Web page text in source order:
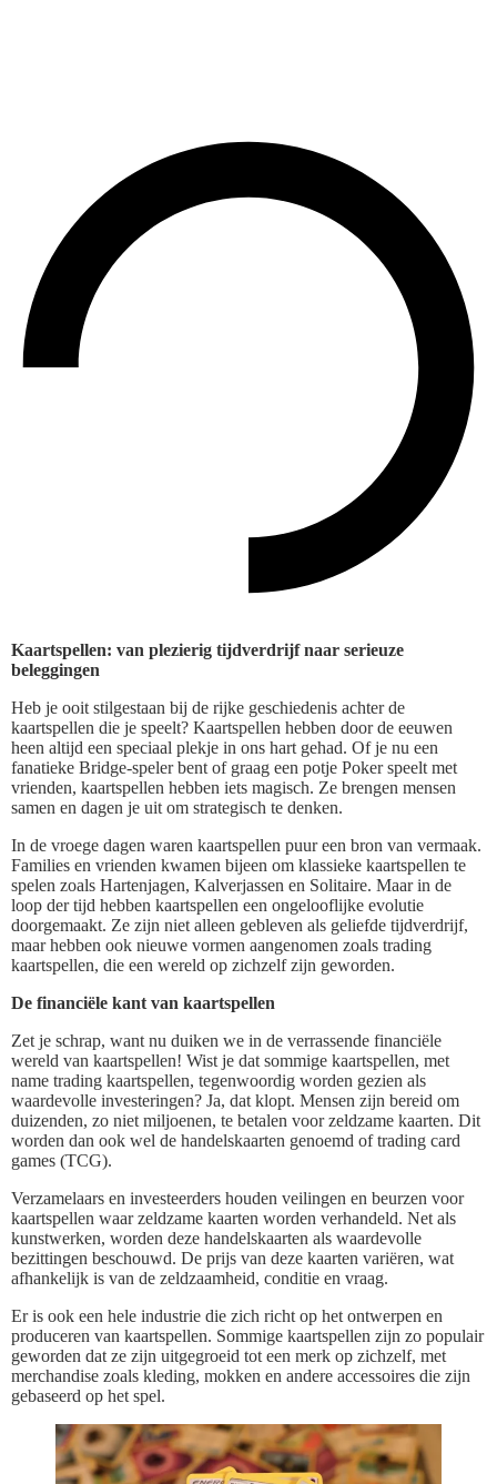
Kaartspellen: van plezierig tijdverdrijf naar serieuze
beleggingen
Heb je ooit stilgestaan bij de rijke geschiedenis achter de
kaartspellen die je speelt? Kaartspellen hebben door de eeuwen
heen altijd een speciaal plekje in ons hart gehad. Of je nu een
fanatieke Bridge-speler bent of graag een potje Poker speelt met
vrienden, kaartspellen hebben iets magisch. Ze brengen mensen
samen en dagen je uit om strategisch te denken.
In de vroege dagen waren kaartspellen puur een bron van vermaak.
Families en vrienden kwamen bijeen om klassieke kaartspellen te
spelen zoals Hartenjagen, Kalverjassen en Solitaire. Maar in de
loop der tijd hebben kaartspellen een ongelooflijke evolutie
doorgemaakt. Ze zijn niet alleen gebleven als geliefde tijdverdrijf,
maar hebben ook nieuwe vormen aangenomen zoals trading
kaartspellen, die een wereld op zichzelf zijn geworden.
De financiële kant van kaartspellen
Zet je schrap, want nu duiken we in de verrassende financiële
wereld van kaartspellen! Wist je dat sommige kaartspellen, met
name trading kaartspellen, tegenwoordig worden gezien als
waardevolle investeringen? Ja, dat klopt. Mensen zijn bereid om
duizenden, zo niet miljoenen, te betalen voor zeldzame kaarten. Dit
worden dan ook wel de handelskaarten genoemd of trading card
games (TCG).
Verzamelaars en investeerders houden veilingen en beurzen voor
kaartspellen waar zeldzame kaarten worden verhandeld. Net als
kunstwerken, worden deze handelskaarten als waardevolle
bezittingen beschouwd. De prijs van deze kaarten variëren, wat
afhankelijk is van de zeldzaamheid, conditie en vraag.
Er is ook een hele industrie die zich richt op het ontwerpen en
produceren van kaartspellen. Sommige kaartspellen zijn zo populair
geworden dat ze zijn uitgegroeid tot een merk op zichzelf, met
merchandise zoals kleding, mokken en andere accessoires die zijn
gebaseerd op het spel.